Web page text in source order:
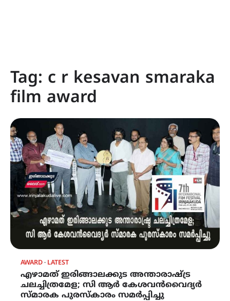
Tag: c r kesavan smaraka
film award
AWARD LATEST
എഴാമത് ഇരിങ്ങാലക്കുട അന്താരാഷ്ട്ര
ചലച്ചിത്രമേള; സി ആർ കേശവൻവൈദ്യർ
സ്മാരക പുരസ്കാരം സമർപ്പിച്ചു